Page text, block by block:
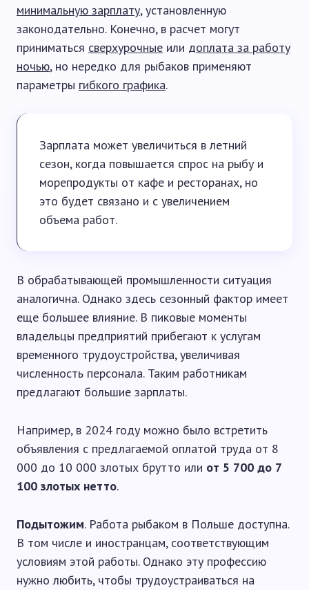
минимальную зарплату, установленную
законодательно. Конечно, в расчет могут
приниматься сверхурочные или доплата за работу
ночью, но нередко для рыбаков применяют
параметры гибкого графика.
Зарплата может увеличиться в летний
сезон, когда повышается спрос на рыбу и
морепродукты от кафе и ресторанах, но
это будет связано и с увеличением
объема работ.
В обрабатывающей промышленности ситуация
аналогична. Однако здесь сезонный фактор имеет
еще большее влияние. В пиковые моменты
владельцы предприятий прибегают к услугам
временного трудоустройства, увеличивая
численность персонала. Таким работникам
предлагают большие зарплаты.
Например, в 2024 году можно было встретить
объявления с предлагаемой оплатой труда от 8
000 до 10 000 злотых брутто или от 5 700 до 7
100 злотых нетто.
Подытожим. Работа рыбаком в Польше доступна.
В том числе и иностранцам, соответствующим
условиям этой работы. Однако эту профессию
нужно любить, чтобы трудоустраиваться на